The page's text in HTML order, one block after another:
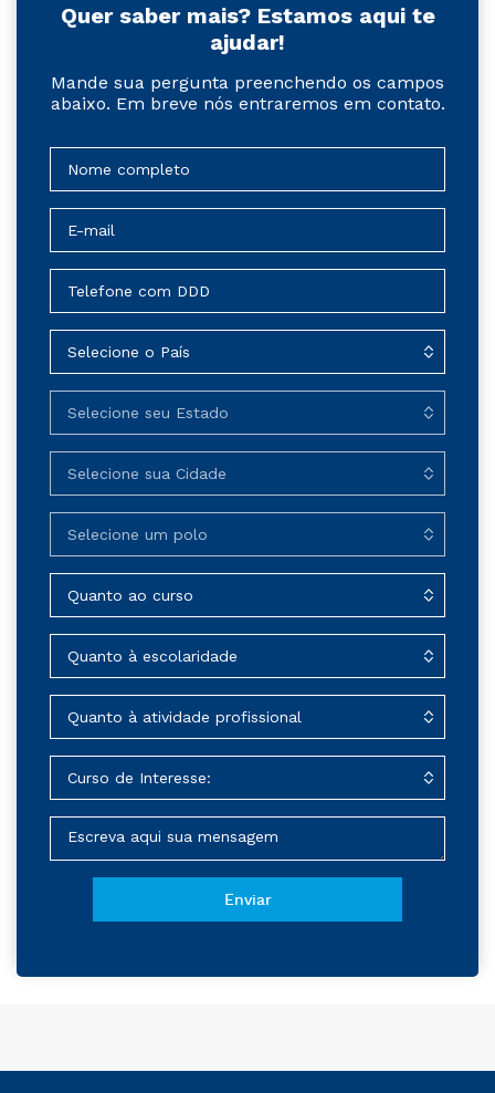
Quer saber mais? Estamos aqui te
ajudar!
Mande sua pergunta preenchendo os campos
abaixo. Em breve nós entraremos em contato.